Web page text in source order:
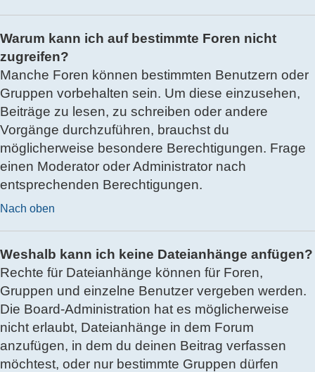
Warum kann ich auf bestimmte Foren nicht
zugreifen?
Manche Foren können bestimmten Benutzern oder
Gruppen vorbehalten sein. Um diese einzusehen,
Beiträge zu lesen, zu schreiben oder andere
Vorgänge durchzuführen, brauchst du
möglicherweise besondere Berechtigungen. Frage
einen Moderator oder Administrator nach
entsprechenden Berechtigungen.
Nach oben
Weshalb kann ich keine Dateianhänge anfügen?
Rechte für Dateianhänge können für Foren,
Gruppen und einzelne Benutzer vergeben werden.
Die Board-Administration hat es möglicherweise
nicht erlaubt, Dateianhänge in dem Forum
anzufügen, in dem du deinen Beitrag verfassen
möchtest, oder nur bestimmte Gruppen dürfen